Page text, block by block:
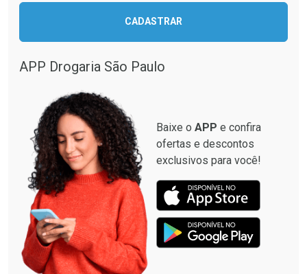
CADASTRAR
APP Drogaria São Paulo
Baixe o APP e confira
ofertas e descontos
exclusivos para você!